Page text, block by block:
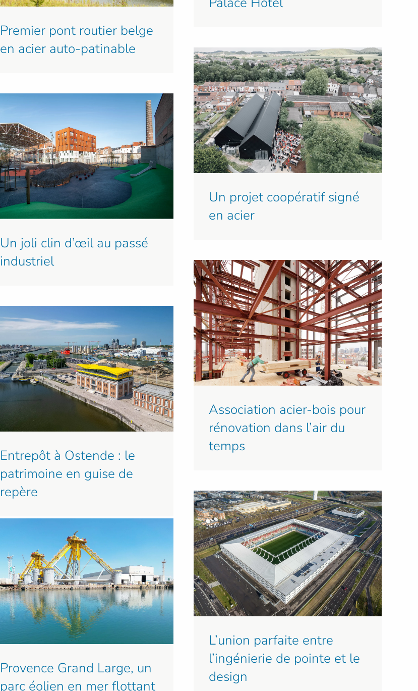
Premier pont routier belge
en acier auto-patinable
Un joli clin d’œil au passé
industriel
Un projet coopératif signé
en acier
Entrepôt à Ostende : le
patrimoine en guise de
repère
Association acier-bois pour
rénovation dans l’air du
temps
Provence Grand Large, un
parc éolien en mer flottant
L’union parfaite entre
l’ingénierie de pointe et le
design